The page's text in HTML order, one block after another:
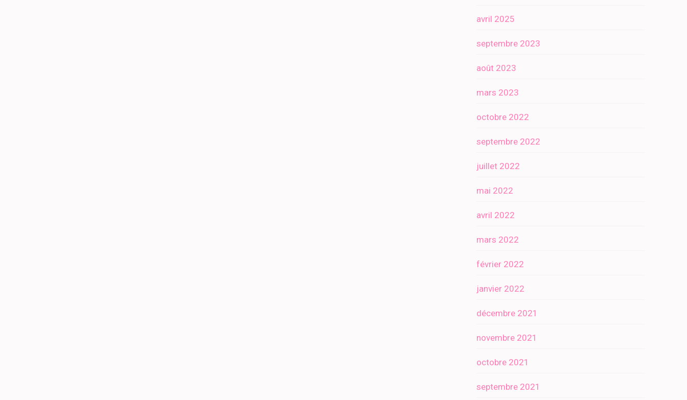
avril 2025
septembre 2023
août 2023
mars 2023
octobre 2022
septembre 2022
juillet 2022
mai 2022
avril 2022
mars 2022
février 2022
janvier 2022
décembre 2021
novembre 2021
octobre 2021
septembre 2021